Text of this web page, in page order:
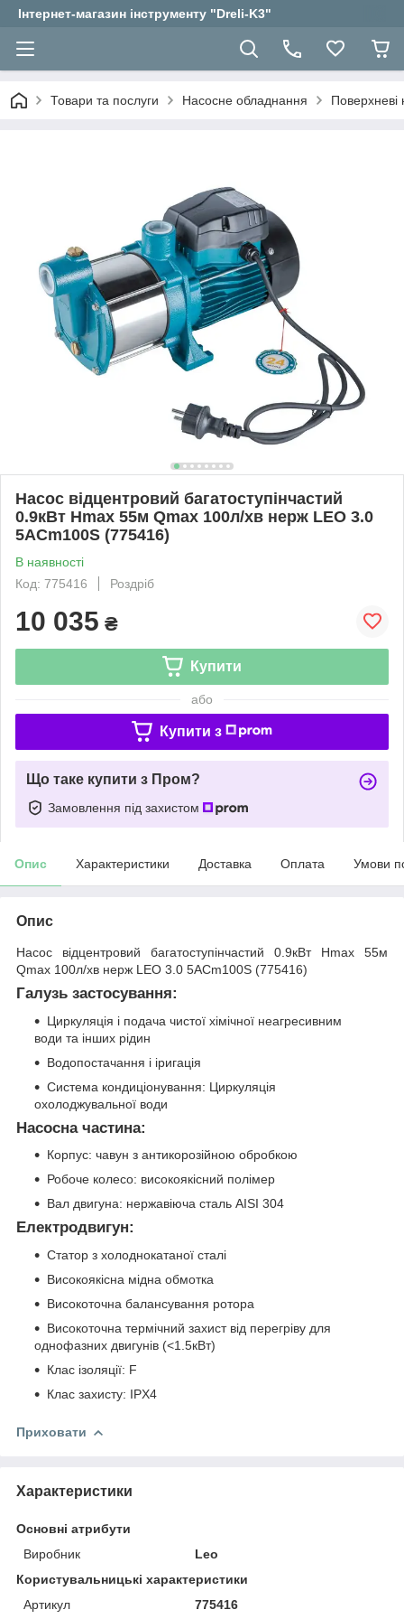
Інтернет-магазин інструменту "Dreli-K3"
Товари та послуги Насосне обладнання Поверхневі
Насос відцентровий багатоступінчастий
0.9кВт Hmax 55м Qmax 100л/хв нерж LEO 3.0
5ACm100S (775416)
В наявності
Код: 775416
Роздріб
10 035 ₴
Купити
або
Купити з
Що таке купити з Пром?
Замовлення під захистом
Опис Характеристики Доставка Оплата Умови
Опис
Насос відцентровий багатоступінчастий 0.9кВт Hmax 55м
Qmax 100л/хв нерж LEO 3.0 5ACm100S (775416)
Галузь застосування:
Циркуляція і подача чистої хімічної неагресивним
води та інших рідин
Водопостачання і іригація
Система кондиціонування: Циркуляція
охолоджувальної води
Насосна частина:
Корпус: чавун з антикорозійною обробкою
Робоче колесо: високоякісний полімер
Вал двигуна: нержавіюча сталь AISI 304
Електродвигун:
Статор з холоднокатаної сталі
Високоякісна мідна обмотка
Високоточна балансування ротора
Високоточна термічний захист від перегріву для
однофазних двигунів (<1.5кВт)
Клас ізоляції: F
Клас захисту: IPX4
Приховати
Характеристики
Основні атрибути
Виробник
Leo
Користувальницькі характеристики
Артикул
775416